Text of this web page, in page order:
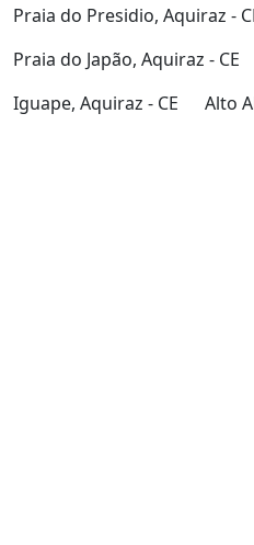
Praia do Presidio, Aquiraz -
Praia do Japão, Aquiraz - CE
Iguape, Aquiraz - CE
Alto